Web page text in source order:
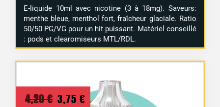
E-liquide 10ml avec nicotine (3 à 18mg). Saveurs:
menthe bleue, menthol fort, fraîcheur glaciale. Ratio
50/50 PG/VG pour un hit puissant. Matériel conseillé
: pods et clearomiseurs MTL/RDL.
4,20€ Le
3,75 € Le